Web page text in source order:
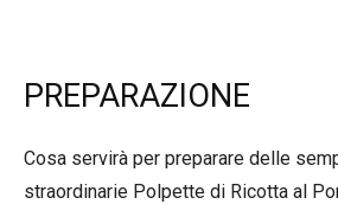
PREPARAZIONE
Cosa servirà per preparare delle
straordinarie Polpette di Ricotta al